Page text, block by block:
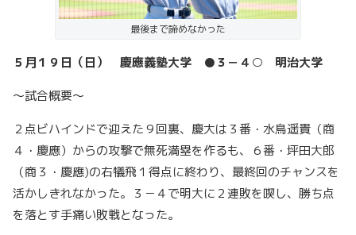
最後まで諦めなかった
５月１９日（日） 慶應義塾大学 ●３－４○ 明治大学
～試合概要～
２点ビハインドで迎えた９回裏、慶大は３番・水鳥遥貴（商
４・慶應）からの攻撃で無死満塁を作るも、６番・坪田大郎
（商３・慶應)の右犠飛１得点に終わり、最終回のチャンスを
活かしきれなかった。３－４で明大に２連敗を喫し、勝ち点
を落とす手痛い敗戦となった。